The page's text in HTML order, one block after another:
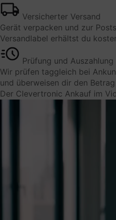
Versicherter Versand
Gerät verpacken und zur
Versandlabel erhältst du
Prüfung und Auszahlung
Wir prüfen taggleich bei
und überweisen dir den
Der Clevertronic Ankauf im
verarbeitenden
privacy@trustpilot.com
Weitere
https://
user-privacy-terms